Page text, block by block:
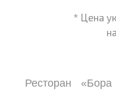
* Цена
Ресторан